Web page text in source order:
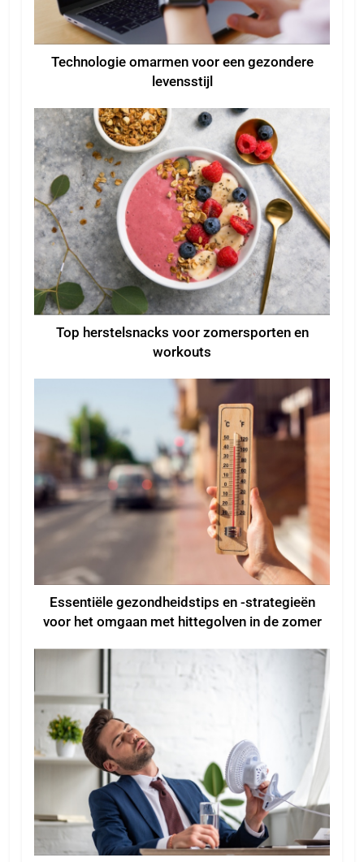
Technologie omarmen voor een gezondere
levensstijl
Top herstelsnacks voor zomersporten en
workouts
Essentiële gezondheidstips en -strategieën
voor het omgaan met hittegolven in de zomer